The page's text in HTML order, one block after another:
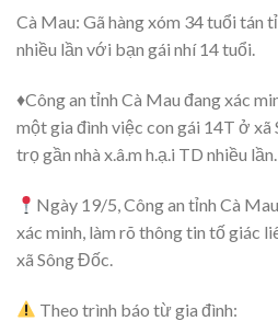
Cà Mau: Gã hàng xóm 34 tuổi tán
nhiều lần với bạn gái nhí 14 tuổi.
♦️Công an tỉnh Cà Mau đang xác
một gia đình việc con gái 14T ở
trọ gần nhà x.â.m h.ạ.i TD nhiều lần.
Ngày 19/5, Công an tỉnh Cà
xác minh, làm rõ thông tin tố giác
xã Sông Đốc.
Theo trình báo từ gia đình: